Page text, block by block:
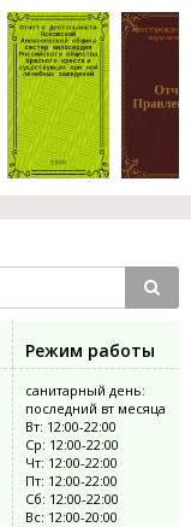
Режим работы
санитарный день:
последний вт месяца
Вт: 12:00-22:00
Ср: 12:00-22:00
Чт: 12:00-22:00
Пт: 12:00-22:00
Сб: 12:00-22:00
Вс: 12:00-20:00